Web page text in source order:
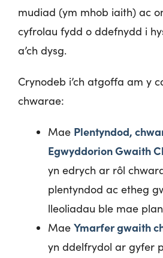
mudiad (ym mhob iaith) ac
cyfrolau fydd o ddefnydd i
a’ch dysg.
Crynodeb i’ch atgoffa am y
chwarae:
Mae Plentyndod,
Egwyddorion Gwaith
yn edrych ar rôl
plentyndod ac etheg
lleoliadau ble mae
Mae Ymarfer gwaith
yn ddelfrydol ar gyfer